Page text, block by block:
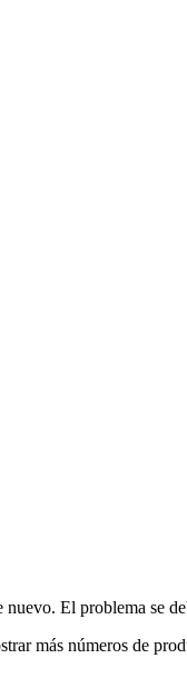
nuevo. El problema se
más números de